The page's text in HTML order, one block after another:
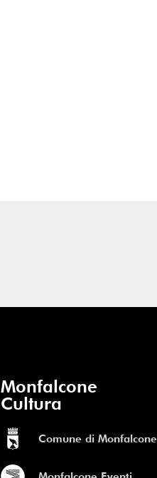
Monfalcone
Cultura
Comune di Monfalcone